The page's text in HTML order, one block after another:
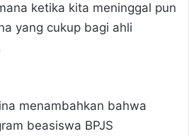
ketika kita meninggal pun
yang cukup bagi ahli
menambahkan bahwa
beasiswa BPJS